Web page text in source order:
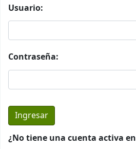
Usuario:
Contraseña:
¿No tiene una cuenta activa